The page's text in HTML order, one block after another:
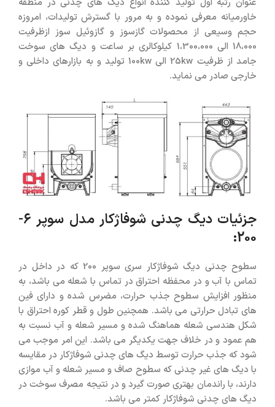
عنوان رتبه اول تولید کننده انواع دیگ های چدنی در منطقه
خاورمیانه معرفی نموده و به مرور با گسترش تولیدات، امروزه
حجم وسیعی از محصولات گازسوز و گازوئیل سوز ازظرفیت
18،000 الی 1،300،000 کیلوکالری بر ساعت و دیگ های سوخت
جامد از ظرفیت 25kw الی 100kw تولید و به بازارهای داخلی و
خارجی صادر می نماید.
جزئیات دیگ چدنی شوفاژکار مدل سوپر 6-
200:
سطوح چدنی دیگ شوفاژکار سری سوپر 200 که در داخل در
تماس با آب و در محفظه احتراق در تماس با شعله می باشد، به
منظور افزایش سطوح جذب حرارت، مضرس شده و دارای فین
های تبادل حرارتی می باشد. همچنین طول و قطر کوره احتراق با
شکل هندسی شعله هماهنگ شده و مسیر شعله و آب نسبت به
هم عمود و در خلاف جهت یکدیگر می باشد. این امر موجب می
شود که جذب حرارت توسط دیگ های چدنی شوفاژکار در مقایسه
با دیگ های غیر چدنی که سطوح صاف و مسیر شعله و آب موازی
دارند، با راندمان بهتری صورت گیرد و در نتیجه مصرف سوخت در
دیگ های چدنی شوفاژکار کمتر می باشد.